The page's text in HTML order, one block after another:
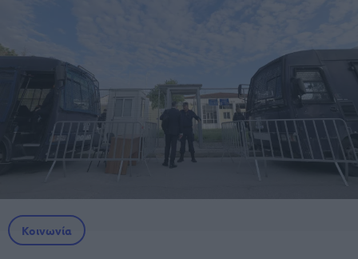
Κοινωνία